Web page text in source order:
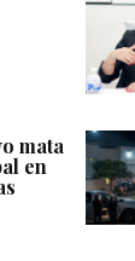
mata
en